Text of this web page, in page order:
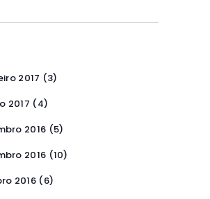
2017 (3)
2017 (4)
2016 (5)
2016 (10)
2016 (6)